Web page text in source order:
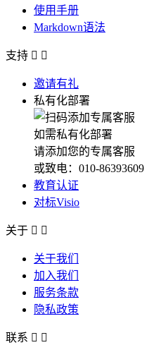
使用手册
Markdown语法
支持  
邀请有礼
私有化部署
如需私有化部署
请添加您的专属客服
或致电：010-86393609
教育认证
对标Visio
关于  
关于我们
加入我们
服务条款
隐私政策
联系  